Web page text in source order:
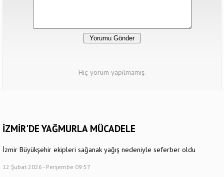
Hiç yorum yapılmamış.
İZMİR'DE YAĞMURLA MÜCADELE
İzmir Büyükşehir ekipleri sağanak yağış nedeniyle seferber oldu
12 Şubat 2026 - Perşembe 09:57